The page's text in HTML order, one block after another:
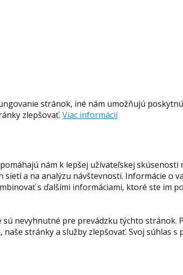
stránok, iné nám umožňujú
zlepšovať. Viac informácií
nám k lepšej užívateľskej skúsenosti
a na analýzu návštevnosti. Informácie o
s ďalšími informáciami, ktoré ste im
nevyhnutné pre prevádzku týchto
stránky a služby zlepšovať. Svoj súhlas